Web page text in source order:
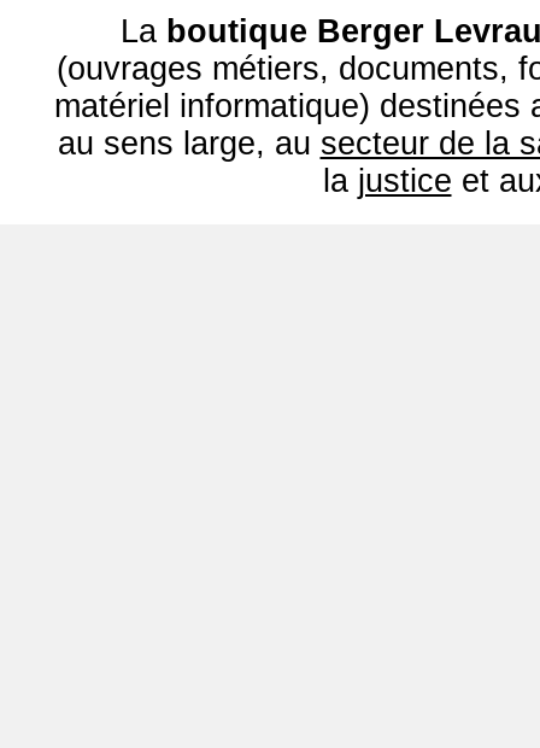
La boutique Berger
(ouvrages métiers, documents,
matériel informatique) destinées
au sens large, au secteur de la
la justice et